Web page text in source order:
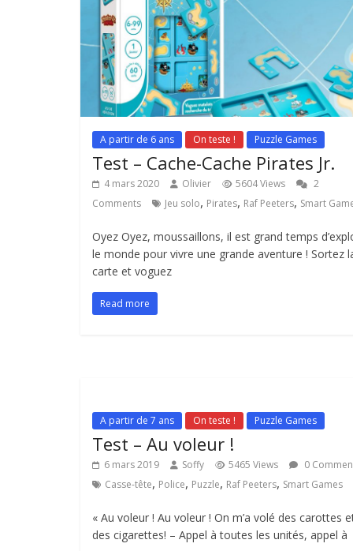
A partir de 6 ans On teste ! Puzzle Games
Test – Cache-Cache Pirates Jr.
4 mars 2020 Olivier 5604 Views
2
Comments
Jeu solo, Pirates, Raf Peeters, Smart
Oyez Oyez, moussaillons, il est grand temps
le monde pour vivre une grande aventure ! Sortez
carte et voguez
Read more
A partir de 7 ans On teste ! Puzzle Games
Test – Au voleur !
6 mars 2019 Soffy 5465 Views
0
Casse-tête, Police, Puzzle, Raf Peeters, Smart Games
« Au voleur ! Au voleur ! On m’a volé des carottes
des cigarettes! – Appel à toutes les unités, appel à